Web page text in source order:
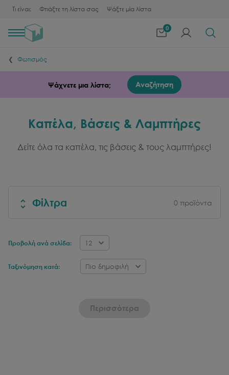
Τι είναι; Φτιάξτε τη λίστα σας Ψάξτε μία λίστα
Toggle
0
Φωτισμός
Ψάχνετε μια λίστα; Αναζήτηση
Καπέλα, Βάσεις & Λαμπτήρες
Δείτε όλα τα καπέλα, τις βάσεις & τους λαμπτήρες!
Φίλτρα 0 προϊόντα
Προβολή ανά σελίδα: 12
Ταξινόμηση κατά: Πιο δημοφιλή
Περισσότερα